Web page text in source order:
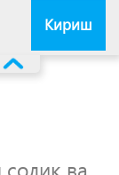
Кириш
ва